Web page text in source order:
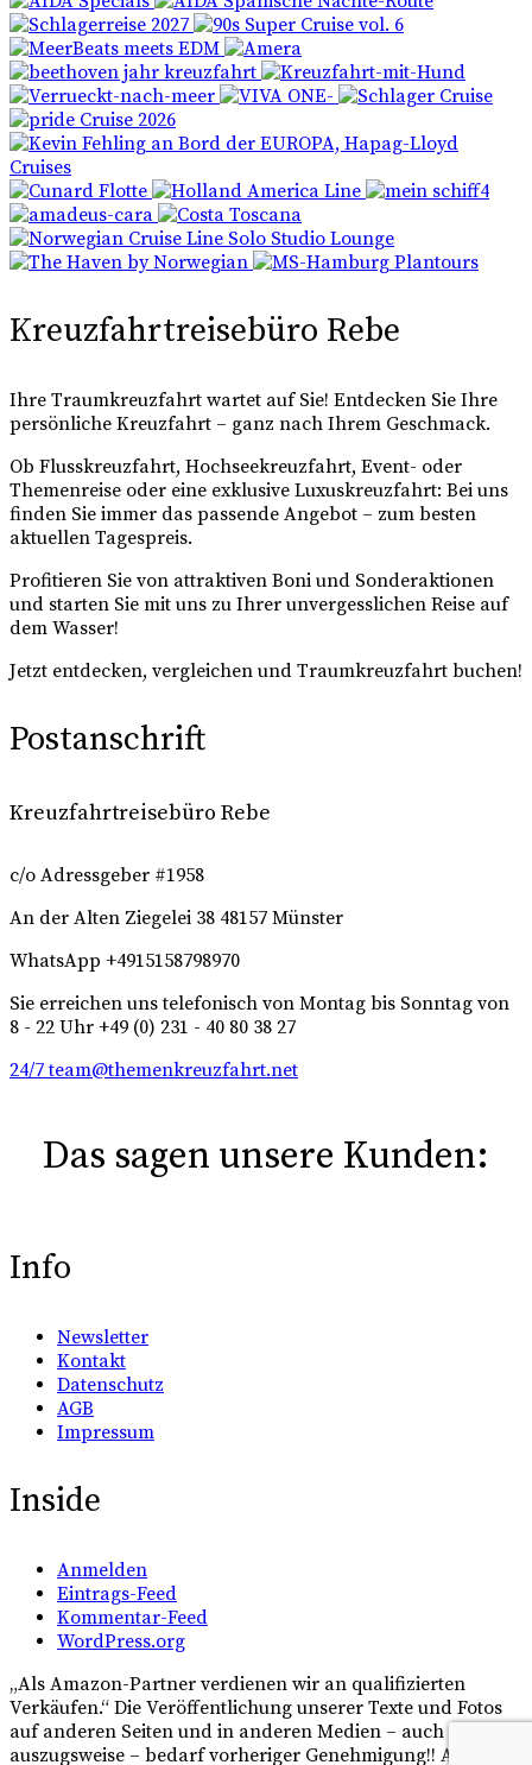
Kreuzfahrtreisebüro Rebe
Ihre Traumkreuzfahrt wartet auf Sie! Entdecken Sie Ihre
persönliche Kreuzfahrt – ganz nach Ihrem Geschmack.
Ob Flusskreuzfahrt, Hochseekreuzfahrt, Event- oder
Themenreise oder eine exklusive Luxuskreuzfahrt: Bei uns
finden Sie immer das passende Angebot – zum besten
aktuellen Tagespreis.
Profitieren Sie von attraktiven Boni und Sonderaktionen
und starten Sie mit uns zu Ihrer unvergesslichen Reise auf
dem Wasser!
Jetzt entdecken, vergleichen und Traumkreuzfahrt buchen!
Postanschrift
Kreuzfahrtreisebüro Rebe
c/o Adressgeber #1958
An der Alten Ziegelei 38 48157 Münster
WhatsApp +4915158798970
Sie erreichen uns telefonisch von Montag bis Sonntag von
8 - 22 Uhr +49 (0) 231 - 40 80 38 27
24/7 team@themenkreuzfahrt.net
Das sagen unsere Kunden:
Info
Newsletter
Kontakt
Datenschutz
AGB
Impressum
Inside
Anmelden
Eintrags-Feed
Kommentar-Feed
WordPress.org
„Als Amazon-Partner verdienen wir an qualifizierten
Verkäufen.“ Die Veröffentlichung unserer Texte und Fotos
auf anderen Seiten und in anderen Medien – auch
auszugsweise – bedarf vorheriger Genehmigung!! Alle